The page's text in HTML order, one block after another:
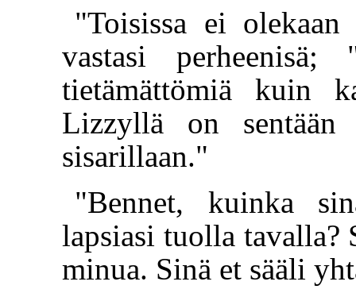
"Toisissa ei
vastasi
tietämättömiä kuin
Lizzyllä on
sisarillaan."
"Bennet, kuinka
lapsiasi tuolla tavalla?
minua. Sinä et sääli